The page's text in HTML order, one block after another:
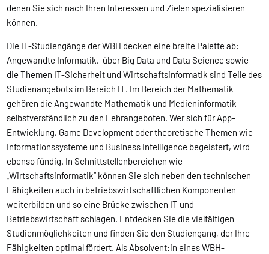
denen Sie sich nach Ihren Interessen und Zielen spezialisieren
können.
Die IT-Studiengänge der WBH decken eine breite Palette ab:
Angewandte Informatik, über Big Data und Data Science sowie
die Themen IT-Sicherheit und Wirtschaftsinformatik sind Teile des
Studienangebots im Bereich IT. Im Bereich der Mathematik
gehören die Angewandte Mathematik und Medieninformatik
selbstverständlich zu den Lehrangeboten. Wer sich für App-
Entwicklung, Game Development oder theoretische Themen wie
Informationssysteme und Business Intelligence begeistert, wird
ebenso fündig. In Schnittstellenbereichen wie
„Wirtschaftsinformatik“ können Sie sich neben den technischen
Fähigkeiten auch in betriebswirtschaftlichen Komponenten
weiterbilden und so eine Brücke zwischen IT und
Betriebswirtschaft schlagen. Entdecken Sie die vielfältigen
Studienmöglichkeiten und finden Sie den Studiengang, der Ihre
Fähigkeiten optimal fördert. Als Absolvent:in eines WBH-